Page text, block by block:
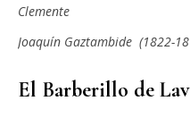
Clemente
Joaquín Gaztambide (1822-
El Barberillo de